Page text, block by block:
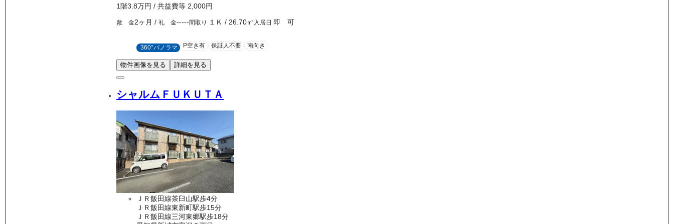
1 階3.8万円 / 共益費等 2,000円
敷 金2ヶ月 / 礼 金-----間取り １Ｋ / 26.70㎡ 入居日 即 可
360°パノラマ P空き有 保証人不要 南向き
物件画像を見る 詳細を見る
シャルムＦＵＫＵＴＡ
ＪＲ飯田線茶臼山駅歩4分
ＪＲ飯田線東新町駅歩15分
ＪＲ飯田線三河東郷駅歩18分